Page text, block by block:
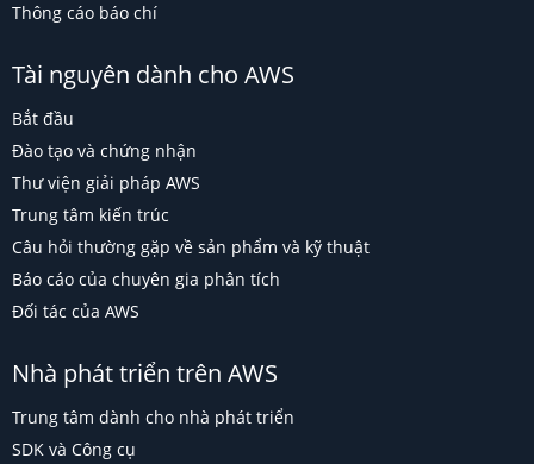
Thông cáo báo chí
Tài nguyên dành cho AWS
Bắt đầu
Đào tạo và chứng nhận
Thư viện giải pháp AWS
Trung tâm kiến trúc
Câu hỏi thường gặp về sản phẩm và kỹ thuật
Báo cáo của chuyên gia phân tích
Đối tác của AWS
Nhà phát triển trên AWS
Trung tâm dành cho nhà phát triển
SDK và Công cụ